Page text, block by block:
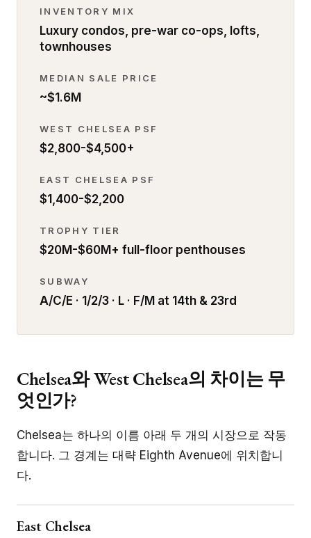
INVENTORY MIX
Luxury condos, pre-war co-ops, lofts,
townhouses
MEDIAN SALE PRICE
~$1.6M
WEST CHELSEA PSF
$2,800-$4,500+
EAST CHELSEA PSF
$1,400-$2,200
TROPHY TIER
$20M-$60M+ full-floor penthouses
SUBWAY
A/C/E · 1/2/3 · L · F/M at 14th & 23rd
Chelsea와 West Chelsea의 차이는 무
엇인가?
Chelsea는 하나의 이름 아래 두 개의 시장으로 작동
합니다. 그 경계는 대략 Eighth Avenue에 위치합니
다.
East Chelsea